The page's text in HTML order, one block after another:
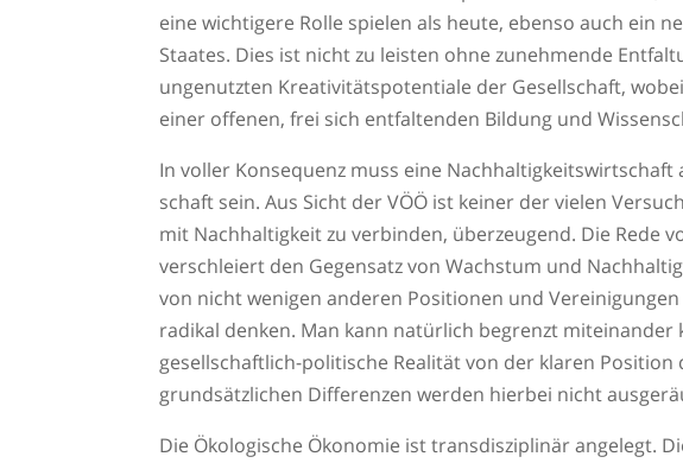
eine wichtigere Rolle spielen als heute, ebenso auch ein
Staates. Dies ist nicht zu leisten ohne zunehmende
ungenutzten Kreativitätspotentiale der Gesellschaft,
einer offenen, frei sich entfaltenden Bildung und
In voller Konsequenz muss eine
schaft sein. Aus Sicht der VÖÖ ist keiner der vielen
mit Nachhaltigkeit zu verbinden, überzeugend. Die Rede
verschleiert den Gegensatz von Wachstum und
von nicht wenigen anderen Positionen und
radikal denken. Man kann natürlich begrenzt miteinander
gesellschaftlich-politische Realität von der klaren
grundsätzlichen Differenzen werden hierbei nicht
Die Ökologische Ökonomie ist transdisziplinär angelegt.